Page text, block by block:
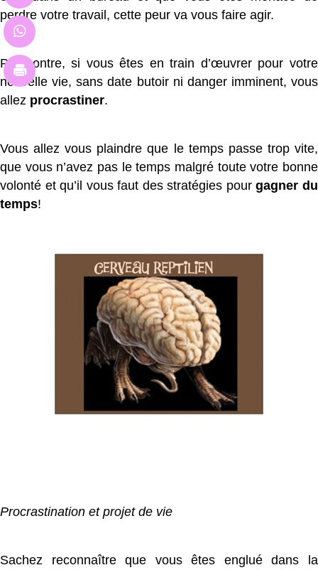
perdre votre travail, cette peur va vous faire agir.
Par contre, si vous êtes en train d’œuvrer pour votre
nouvelle vie, sans date butoir ni danger imminent, vous
allez procrastiner.
Vous allez vous plaindre que le temps passe trop vite,
que vous n’avez pas le temps malgré toute votre bonne
volonté et qu’il vous faut des stratégies pourgagner du
temps!
Procrastination et projet de vie
Sachez reconnaître que vous êtes englué dans la